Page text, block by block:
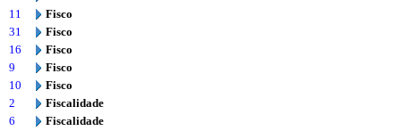
11
Fisco
31
Fisco
16
Fisco
9
Fisco
10
Fisco
2
Fiscalidade
6
Fiscalidade